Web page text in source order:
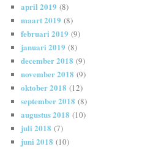
april 2019 (8)
maart 2019 (8)
februari 2019 (9)
januari 2019 (8)
december 2018 (9)
november 2018 (9)
oktober 2018 (12)
september 2018 (8)
augustus 2018 (10)
juli 2018 (7)
juni 2018 (10)